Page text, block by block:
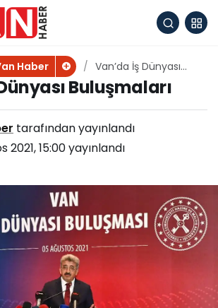
Haber
Van’da İş Dünyası
Buluşmaları
Buluşmaları
tarafından yayınlandı
2021, 15:00yayınlandı
Paylaş